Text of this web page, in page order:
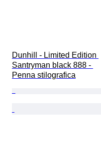
Dunhill - Limited Edition
Santryman black 888 -
Penna stilografica